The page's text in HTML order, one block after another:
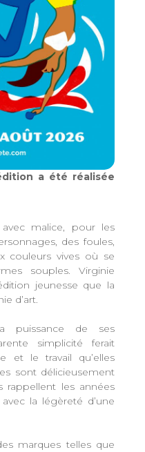
a été réalisée
malice, pour les
des foules,
couleurs vives où se
souples. Virginie
jeunesse que la
d’art.
puissance de ses
simplicité ferait
et le travail qu’elles
sont délicieusement
rappellent les années
la légèreté d’une
marques telles que